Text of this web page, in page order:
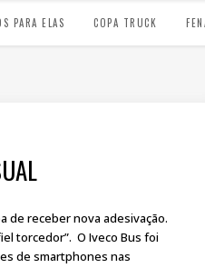
PARA ELAS COPA TRUCK
de receber nova adesivação.
torcedor”. O Iveco Bus foi
de smartphones nas